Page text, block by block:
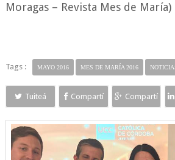
Moragas – Revista Mes de María)
Tags : MAYO 2016 MES DE MARÍA 2016
Tuiteá Compartí Compartí